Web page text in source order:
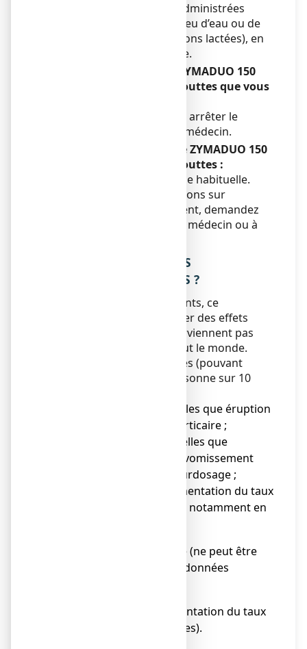
Les gouttes peuvent être administrées
pures ou diluées dans un peu d’eau ou de
jus de fruit (éviter les boissons lactées), en
une seule prise quotidienne.
Si vous avez pris plus de ZYMADUO 150
UI, solution buvable en gouttes que vous
En cas de surdosage, il faut arrêter le
traitement et consulter un médecin.
Si vous oubliez de prendre ZYMADUO 150
UI, solution buvable en gouttes :
Ne pas modifier la posologie habituelle.
Si vous avez d’autres questions sur
l’utilisation de ce médicament, demandez
plus d’informations à votre médecin ou à
4. QUELS SONT LES EFFETS
INDESIRABLES EVENTUELS ?
Comme tous les médicaments, ce
médicament peut provoquer des effets
indésirables, mais ils ne surviennent pas
systématiquement chez tout le monde.
Effets indésirables très rares (pouvant
survenir chez jusqu'à 1 personne sur 10
● Réactions cutanées telles que éruption
prurigineuse, eczéma, urticaire ;
● Réactions digestives telles que
régurgitation, nausées, vomissement
notamment en cas de surdosage ;
● Hypercalcémies (augmentation du taux
de calcium dans le sang) notamment en
Fréquence indéterminée (ne peut être
estimée sur la base des données
● Hypercalciurie (augmentation du taux
de calcium dans les urines).